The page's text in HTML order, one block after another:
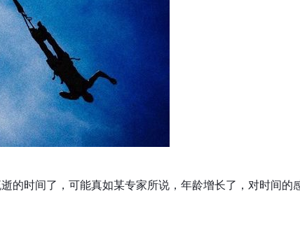
的时间了，可能真如某专家所说，年龄增长了，对时间的